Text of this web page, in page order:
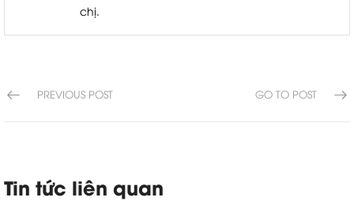
chị.
PREVIOUS POST GO TO POST
Tin tức liên quan